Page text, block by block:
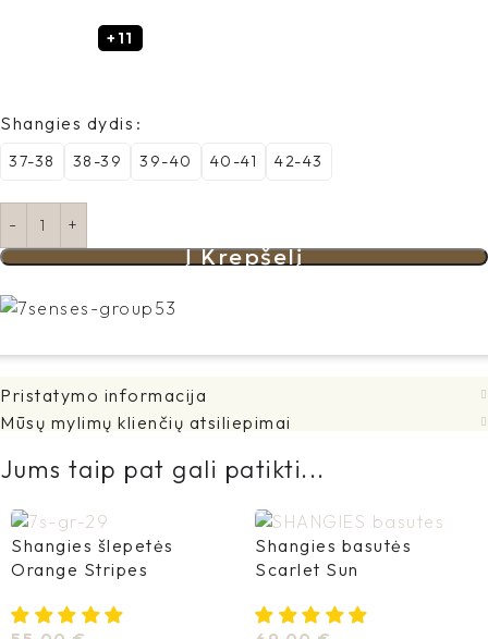
+11
Shangies dydis
37-38 38-39 39-40 40-41 42-43
Į Krepšelį
Pristatymo informacija
Mūsų mylimų klienčių atsiliepimai
Jums taip pat gali patikti...
Shangies šlepetės
Orange Stripes
Shangies basutės
Scarlet Sun